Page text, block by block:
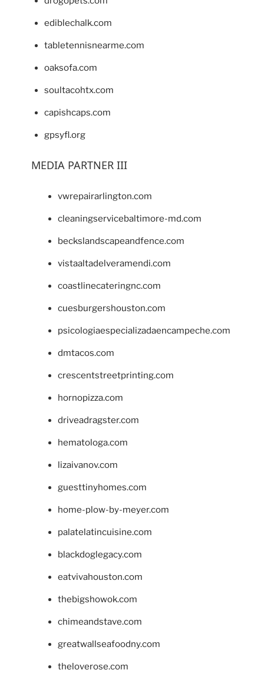
ediblechalk.com
tabletennisnearme.com
oaksofa.com
soultacohtx.com
capishcaps.com
gpsyfl.org
MEDIA PARTNER III
vwrepairarlington.com
cleaningservicebaltimore-md.com
beckslandscapeandfence.com
vistaaltadelveramendi.com
coastlinecateringnc.com
cuesburgershouston.com
psicologiaespecializadaencampeche.com
dmtacos.com
crescentstreetprinting.com
hornopizza.com
driveadragster.com
hematologa.com
lizaivanov.com
guesttinyhomes.com
home-plow-by-meyer.com
palatelatincuisine.com
blackdoglegacy.com
eatvivahouston.com
thebigshowok.com
chimeandstave.com
greatwallseafoodny.com
theloverose.com